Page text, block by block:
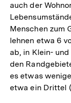
auch der
Menschen zum
lehnen etwa 6
ab, in Klein-
den
es etwas
etwa ein Drittel